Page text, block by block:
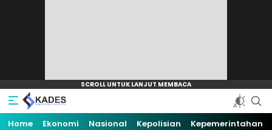
Home Ekonomi Nasional Kepolisian Kepemerintahan